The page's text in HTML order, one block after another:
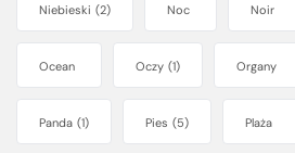
Niebieski (2) Noc Noir
Ocean Oczy (1) Organy
Panda (1) Pies (5) Plaża